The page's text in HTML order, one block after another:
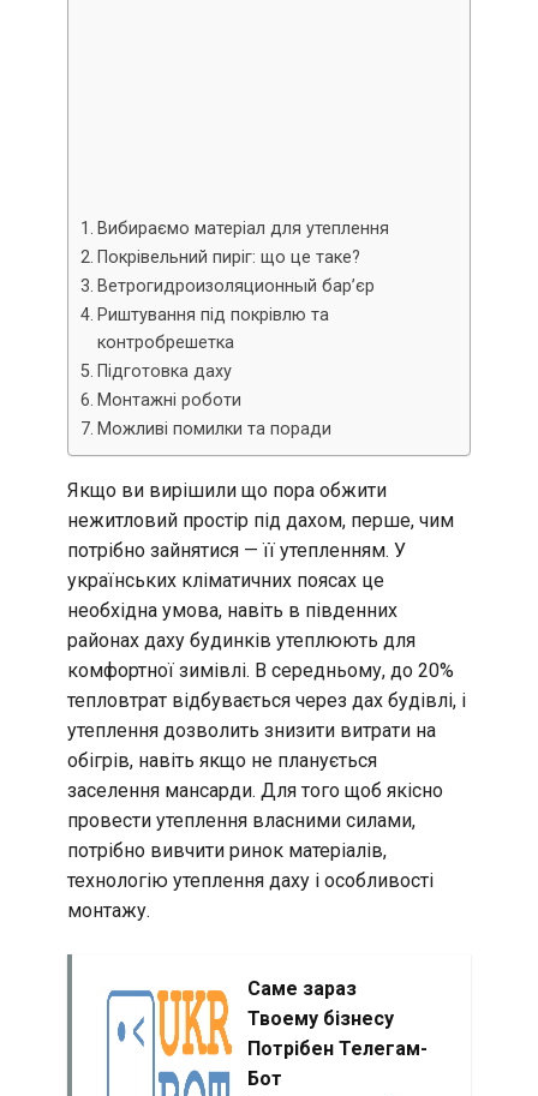
Вибираємо матеріал для утеплення
Покрівельний пиріг: що це таке?
Ветрогидроизоляционный бар’єр
Риштування під покрівлю та
контробрешетка
Підготовка даху
Монтажні роботи
Можливі помилки та поради
Якщо ви вирішили що пора обжити
нежитловий простір під дахом, перше, чим
потрібно зайнятися — її утепленням. У
українських кліматичних поясах це
необхідна умова, навіть в південних
районах даху будинків утеплюють для
комфортної зимівлі. В середньому, до 20%
тепловтрат відбувається через дах будівлі, і
утеплення дозволить знизити витрати на
обігрів, навіть якщо не планується
заселення мансарди. Для того щоб якісно
провести утеплення власними силами,
потрібно вивчити ринок матеріалів,
технологію утеплення даху і особливості
монтажу.
Саме зараз
Твоему бізнесу
Потрібен Телегам-
Бот